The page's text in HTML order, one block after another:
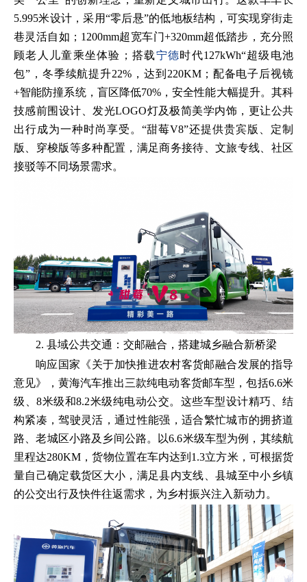
5.995米设计，采用“零后悬”的低地板结构，可实现穿街走
巷灵活自如；1200mm超宽车门+320mm超低踏步，充分照
顾老人儿童乘坐体验；搭载宁德时代127kWh“超级电池
包”，冬季续航提升22%，达到220KM；配备电子后视镜
+智能防撞系统，盲区降低70%，安全性能大幅提升。其科
技感前围设计、发光LOGO灯及极简美学内饰，更让公共
出行成为一种时尚享受。“甜莓V8”还提供贵宾版、定制
版、穿梭版等多种配置，满足商务接待、文旅专线、社区
接驳等不同场景需求。
2. 县域公共交通：交邮融合，搭建城乡融合新桥梁
响应国家《关于加快推进农村客货邮融合发展的指导
意见》，黄海汽车推出三款纯电动客货邮车型，包括6.6米
级、8米级和8.2米级纯电动公交。这些车型设计精巧、结
构紧凑，驾驶灵活，通过性能强，适合繁忙城市的拥挤道
路、老城区小路及乡间公路。以6.6米级车型为例，其续航
里程达280KM，货物位置在车内达到1.3立方米，可根据货
量自己确定载货区大小，满足县内支线、县城至中小乡镇
的公交出行及快件往返需求，为乡村振兴注入新动力。